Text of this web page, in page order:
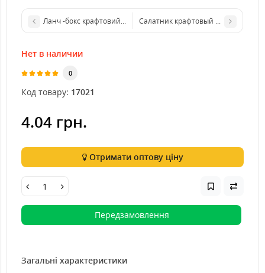
Ланч -бокс крафтовий 500 мл 170х120х40 ммСалатник крафтовый круглий 1000
Нет в наличии
0
Код товару: 17021
4.04 грн.
Отримати оптову ціну
Передзамовлення
Загальні характеристики